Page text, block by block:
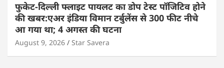
फुकेट-दिल्ली फ्लाइट पायलट का डोप टेस्ट पॉजिटिव होने
की खबर:एअर इंडिया विमान टर्बुलेंस से 300 फीट नीचे
आ गया था; 4 अगस्त की घटना
August 9, 2026 Star Savera